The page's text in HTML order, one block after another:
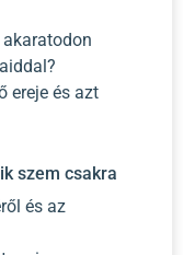
ereje és azt
szem csakra
és az